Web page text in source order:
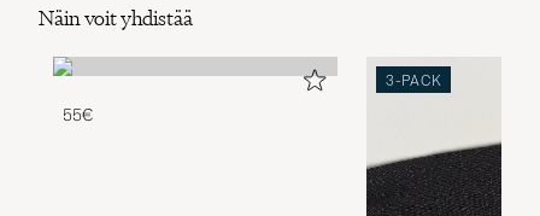
Näin voit yhdistää
55€
3-PACK